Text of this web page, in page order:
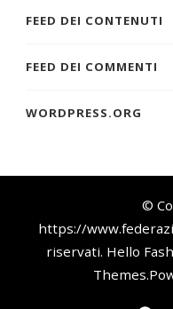
FEED DEI CONTENUTI
FEED DEI COMMENTI
WORDPRESS.ORG
©
https://
riservati. Hello
Themes